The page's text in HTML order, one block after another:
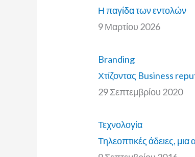
Η παγίδα των εντολών
9 Μαρτίου 2026
Branding
Χτίζοντας Business
29 Σεπτεμβρίου 2020
Τεχνολογία
Τηλεοπτικές άδειες,